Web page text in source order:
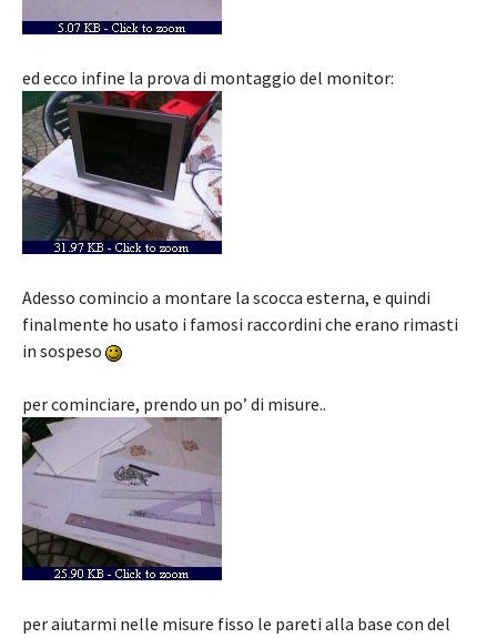
ed ecco infine la prova di montaggio del monitor:
Adesso comincio a montare la scocca esterna, e quindi
finalmente ho usato i famosi raccordini che erano rimasti
in sospeso
per cominciare, prendo un po’ di misure..
per aiutarmi nelle misure fisso le pareti alla base con del